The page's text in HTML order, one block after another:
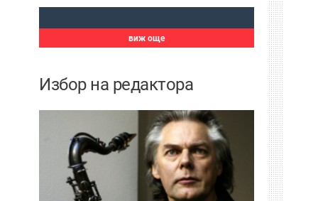
виж още
Избор на редактора